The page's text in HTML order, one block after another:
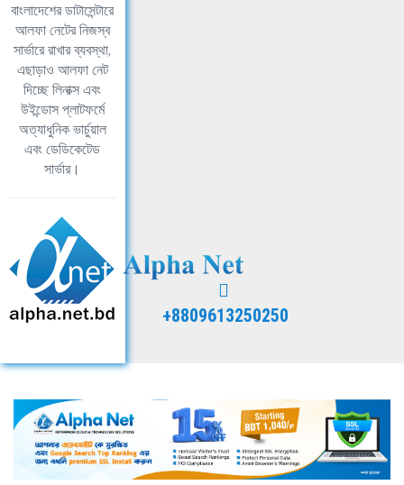
বাংলাদেশের ডাটাসেন্টারে
আলফা নেটের নিজস্ব
সার্ভারে রাখার ব্যবস্থা,
এছাড়াও আলফা নেট
দিচ্ছে লিনাক্স এবং
উইন্ডোস প্লাটফর্মে
অত্যাধুনিক ভার্চুয়াল
এবং ডেডিকেটেড
সার্ভার।
+8809613250250